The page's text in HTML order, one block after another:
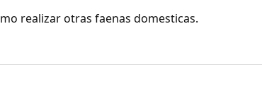
realizar otras faenas domesticas.